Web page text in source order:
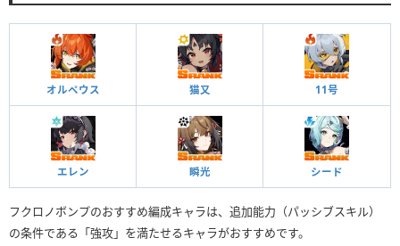
オルペウス 猫又 11号
エレン 瞬光 シード
フクロノボンプのおすすめ編成キャラは、追加能力（パッシブスキル）
の条件である「強攻」を満たせるキャラがおすすめです。